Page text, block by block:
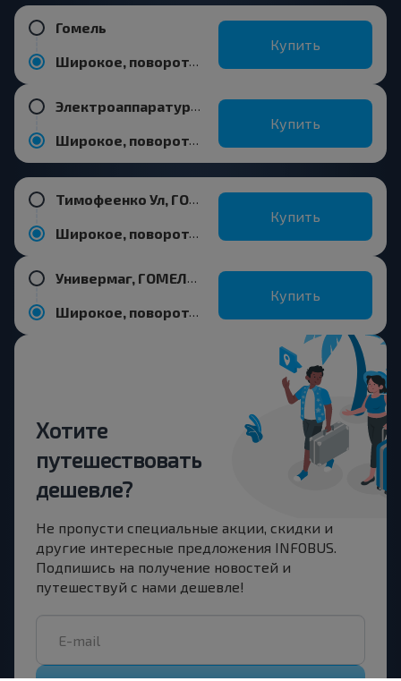
Гомель
Широкое, поворот, Буда-Кошелевский р-н ГОМЕЛЬСКАЯ ОБЛ.
Купить
Электроаппаратура, ГОМЕЛЬ ГОМЕЛЬСКАЯ ОБЛ. Беларусь
Широкое, поворот, Буда-Кошелевский р-н ГОМЕЛЬСКАЯ ОБЛ.
Купить
Тимофеенко Ул, ГОМЕЛЬ ГОМЕЛЬСКАЯ ОБЛ. Беларусь
Широкое, поворот, Буда-Кошелевский р-н ГОМЕЛЬСКАЯ ОБЛ.
Купить
Универмаг, ГОМЕЛЬ ГОМЕЛЬСКАЯ ОБЛ. Беларусь
Широкое, поворот, Буда-Кошелевский р-н ГОМЕЛЬСКАЯ ОБЛ.
Купить
Хотите
путешествовать
дешевле?
Не пропусти специальные акции, скидки и
другие интересные предложения INFOBUS.
Подпишись на получение новостей и
путешествуй с нами дешевле!